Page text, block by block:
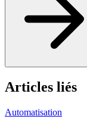
Articles liés
Automatisation